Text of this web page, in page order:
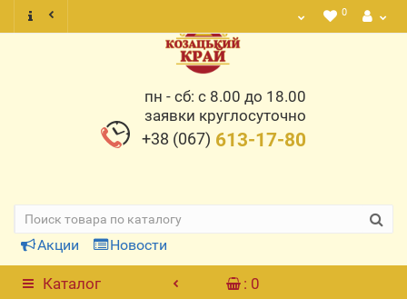
0
пн - сб: с 8.00 до 18.00
заявки круглосуточно
+38 (067) 613-17-80
Акции Новости
Каталог : 0